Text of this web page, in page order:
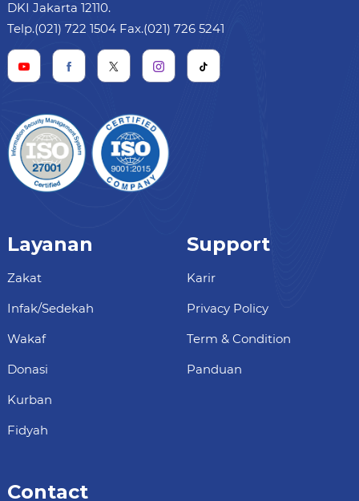
DKI Jakarta 12110.
Telp.(021) 722 1504 Fax.(021) 726 5241
Layanan
Zakat
Infak/Sedekah
Wakaf
Donasi
Kurban
Fidyah
Support
Karir
Privacy Policy
Term & Condition
Panduan
Contact